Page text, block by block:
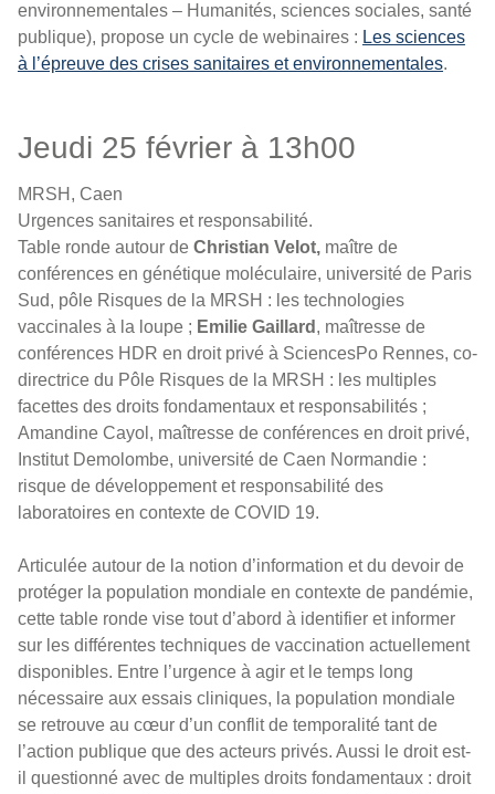
environnementales – Humanités, sciences sociales, santé
publique), propose un cycle de webinaires : Les sciences
à l’épreuve des crises sanitaires et environnementales.
Jeudi 25 février à 13h00
MRSH, Caen
Urgences sanitaires et responsabilité.
Table ronde autour de Christian Velot, maître de
conférences en génétique moléculaire, université de Paris
Sud, pôle Risques de la MRSH : les technologies
vaccinales à la loupe ; Emilie Gaillard , maîtresse de
conférences HDR en droit privé à SciencesPo Rennes, co-
directrice du Pôle Risques de la MRSH : les multiples
facettes des droits fondamentaux et responsabilités ;
Amandine Cayol, maîtresse de conférences en droit privé,
Institut Demolombe, université de Caen Normandie :
risque de développement et responsabilité des
laboratoires en contexte de COVID 19.
Articulée autour de la notion d’information et du devoir de
protéger la population mondiale en contexte de pandémie,
cette table ronde vise tout d’abord à identifier et informer
sur les différentes techniques de vaccination actuellement
disponibles. Entre l’urgence à agir et le temps long
nécessaire aux essais cliniques, la population mondiale
se retrouve au cœur d’un conflit de temporalité tant de
l’action publique que des acteurs privés. Aussi le droit est-
il questionné avec de multiples droits fondamentaux : droit